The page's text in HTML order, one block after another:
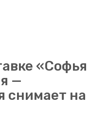
«Софья
—
снимает на